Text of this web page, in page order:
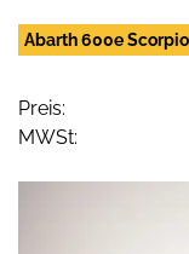
Abarth 600e
Preis:
MWSt: